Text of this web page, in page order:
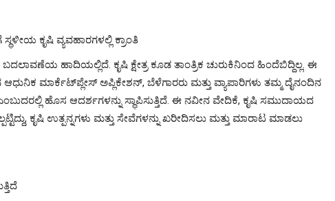
ಕೃಷಿ ವ್ಯವಹಾರಗಳಲ್ಲಿ ಕ್ರಾಂತಿ
ಬದಲಾವಣೆಯ ಹಾದಿಯಲ್ಲಿದೆ. ಕೃಷಿ ಕ್ಷೇತ್ರ ಕೂಡ ತಾಂತ್ರಿಕ ಚುರುಕಿನಿಂದ ಹಿಂದೆಬಿದ್ದಿಲ್ಲ. ಈ
ಮಾರ್ಕೆಟ್‌ಪ್ಲೇಸ್ ಅಪ್ಲಿಕೇಶನ್, ಬೆಳೆಗಾರರು ಮತ್ತು ವ್ಯಾಪಾರಿಗಳು ತಮ್ಮ ದೈನಂದಿನ
ಹೊಸ ಆದರ್ಶಗಳನ್ನು ಸ್ಥಾಪಿಸುತ್ತಿದೆ. ಈ ನವೀನ ವೇದಿಕೆ, ಕೃಷಿ ಸಮುದಾಯದ
ಕೃಷಿ ಉತ್ಪನ್ನಗಳು ಮತ್ತು ಸೇವೆಗಳನ್ನು ಖರೀದಿಸಲು ಮತ್ತು ಮಾರಾಟ ಮಾಡಲು